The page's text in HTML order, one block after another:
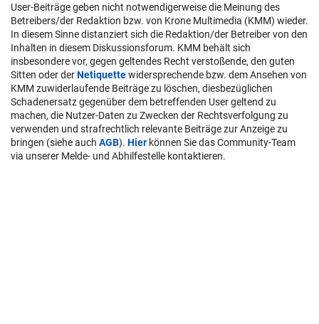
User-Beiträge geben nicht notwendigerweise die Meinung des
Betreibers/der Redaktion bzw. von Krone Multimedia (KMM) wieder.
In diesem Sinne distanziert sich die Redaktion/der Betreiber von den
Inhalten in diesem Diskussionsforum. KMM behält sich
insbesondere vor, gegen geltendes Recht verstoßende, den guten
Sitten oder derNetiquettewidersprechende bzw. dem Ansehen von
KMM zuwiderlaufende Beiträge zu löschen, diesbezüglichen
Schadenersatz gegenüber dem betreffenden User geltend zu
machen, die Nutzer-Daten zu Zwecken der Rechtsverfolgung zu
verwenden und strafrechtlich relevante Beiträge zur Anzeige zu
bringen (siehe auch AGB). Hier können Sie das Community-Team
via unserer Melde- und Abhilfestelle kontaktieren.